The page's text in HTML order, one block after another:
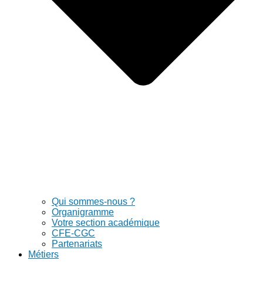
Qui sommes-nous ?
Organigramme
Votre section académique
CFE-CGC
Partenariats
Métiers